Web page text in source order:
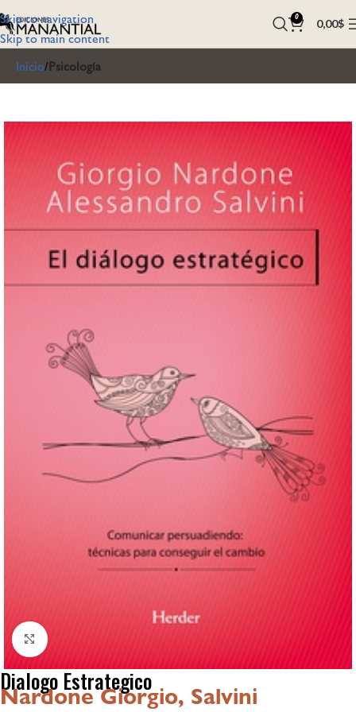
Skip to navigation
Skip to main content
0 0,00$
Inicio Psicología
Click to enlarge
Dialogo Estrategico
Nardone Giorgio, Salvini